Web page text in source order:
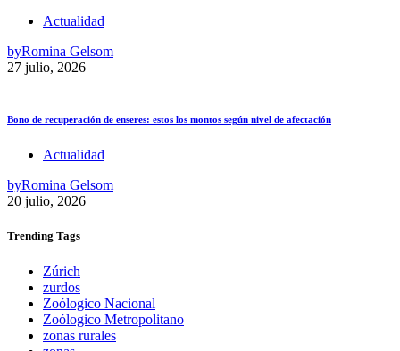
Actualidad
byRomina Gelsom
27 julio, 2026
Bono de recuperación de enseres: estos los montos según nivel de afectación
Actualidad
byRomina Gelsom
20 julio, 2026
Trending Tags
Zúrich
zurdos
Zoólogico Nacional
Zoólogico Metropolitano
zonas rurales